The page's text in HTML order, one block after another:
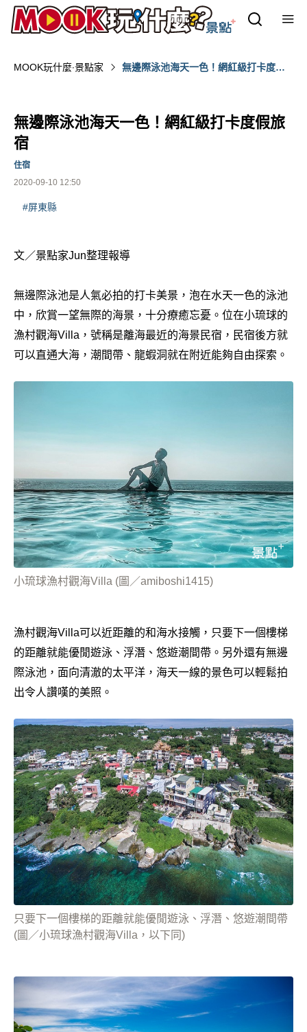
MOOK玩什麼‧景點家
無邊際泳池海天一色！網紅級打卡度假
無邊際泳池海天一色！網紅級打卡度假旅
宿
2020-09-10 12:50
住宿
#屏東縣
文／景點家Jun整理報導
無邊際泳池是人氣必拍的打卡美景，泡在水天一色的泳池
中，欣賞一望無際的海景，十分療癒忘憂。位在小琉球的
漁村觀海Villa，號稱是離海最近的海景民宿，民宿後方就
可以直通大海，潮間帶、龍蝦洞就在附近能夠自由探索。
小琉球漁村觀海Villa (圖／amiboshi1415)
漁村觀海Villa可以近距離的和海水接觸，只要下一個樓梯
的距離就能優閒遊泳、浮潛、悠遊潮間帶。另外還有無邊
際泳池，面向清澈的太平洋，海天一線的景色可以輕鬆拍
出令人讚嘆的美照。
只要下一個樓梯的距離就能優閒遊泳、浮潛、悠遊潮間帶
(圖／小琉球漁村觀海Villa，以下同)